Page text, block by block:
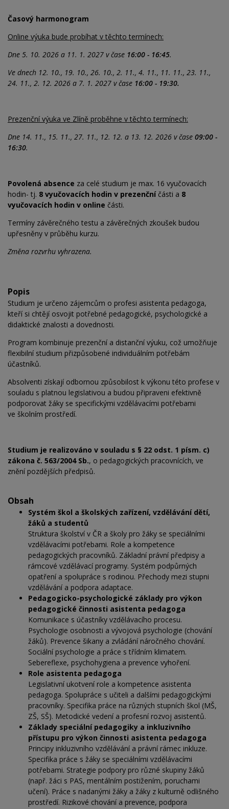
Časový harmonogram
Online výuka bude probíhat v těchto termínech:
Dne 5. 10. 2026 a 11. 1. 2027 v čase 16:00 - 16:45.
Ve dnech 12. 10., 19. 10., 26. 10., 2. 11., 4. 11., 11. 11., 23. 11.,
24. 11., 2. 12. 2026 a 7. 1. 2027 v čase 16:00 - 19:30.
Prezenční výuka ve Zlíně proběhne v těchto termínech:
Dne 14. 11., 15. 11., 27. 11., 12. 12. a 13. 12. 2026 v čase 09:00 -
16:30.
Povolená absence za celé studium je max. 16 vyučovacích
hodin- tj. 8 vyučovacích hodin v prezenčníčásti a 8
vyučovacích hodin v online části.
Termíny závěrečného testu a závěrečných zkoušek budou
upřesněny v průběhu kurzu.
Změna rozvrhu vyhrazena.
Popis
Studium je určeno zájemcům o profesi asistenta pedagoga,
kteří si chtějí osvojit potřebné pedagogické, psychologické a
didaktické znalosti a dovednosti.
Program kombinuje prezenční a distanční výuku, což umožňuje
flexibilní studium přizpůsobené individuálním potřebám
účastníků.
Absolventi získají odbornou způsobilost k výkonu této profese v
souladu s platnou legislativou a budou připraveni efektivně
podporovat žáky se specifickými vzdělávacími potřebami
ve školním prostředí.
Studium je realizováno v souladu s § 22 odst. 1 písm. c)
zákona č. 563/2004 Sb., o pedagogických pracovnících, ve
znění pozdějších předpisů.
Obsah
Systém škol a školských zařízení, vzdělávání dětí,
žáků a studentů
Struktura školství v ČR a školy pro žáky se speciálními
vzdělávacími potřebami. Role a kompetence
pedagogických pracovníků. Základní právní předpisy a
rámcové vzdělávací programy. Systém podpůrných
opatření a spolupráce s rodinou. Přechody mezi stupni
vzdělávání a podpora adaptace.
Pedagogicko-psychologické základy pro výkon
pedagogické činnosti asistenta pedagoga
Komunikace s účastníky vzdělávacího procesu.
Psychologie osobnosti a vývojová psychologie (chování
žáků). Prevence šikany a zvládání náročného chování.
Sociální psychologie a práce s třídním klimatem.
Sebereflexe, psychohygiena a prevence vyhoření.
Role asistenta pedagoga
Legislativní ukotvení role a kompetence asistenta
pedagoga. Spolupráce s učiteli a dalšími pedagogickými
pracovníky. Specifika práce na různých stupních škol (MŠ,
ZŠ, SŠ). Metodické vedení a profesní rozvoj asistentů.
Základy speciální pedagogiky a inkluzivního
přístupu pro výkon činnosti asistenta pedagoga
Principy inkluzivního vzdělávání a právní rámec inkluze.
Specifika práce s žáky se speciálními vzdělávacími
potřebami. Strategie podpory pro různé skupiny žáků
(např. žáci s PAS, mentálním postižením, poruchami
učení). Práce s nadanými žáky a žáky z kulturně odlišného
prostředí. Rizikové chování a prevence, podpora